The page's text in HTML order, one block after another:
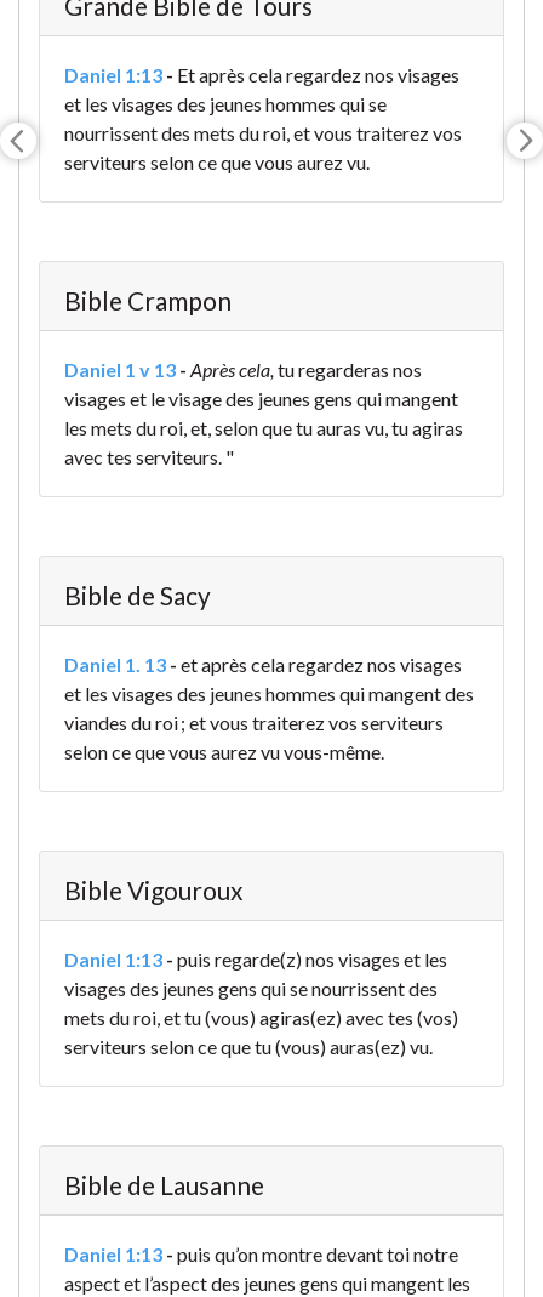
Daniel 1:13 - Et après cela regardez nos visages
et les visages des jeunes hommes qui se
nourrissent des mets du roi, et vous traiterez vos
serviteurs selon ce que vous aurez vu.
Bible Crampon
Daniel 1 v 13 - Après cela,tu regarderas nos
visages et le visage des jeunes gens qui mangent
les mets du roi, et, selon que tu auras vu, tu agiras
avec tes serviteurs. "
Bible de Sacy
Daniel 1. 13 - et après cela regardez nos visages
et les visages des jeunes hommes qui mangent des
viandes du roi ; et vous traiterez vos serviteurs
selon ce que vous aurez vu vous-même.
Bible Vigouroux
Daniel 1:13 - puis regarde(z) nos visages et les
visages des jeunes gens qui se nourrissent des
mets du roi, et tu (vous) agiras(ez) avec tes (vos)
serviteurs selon ce que tu (vous) auras(ez) vu.
Bible de Lausanne
Daniel 1:13 - puis qu’on montre devant toi notre
aspect et l’aspect des jeunes gens qui mangent les